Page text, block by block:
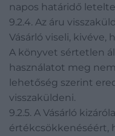
napos határidő
9.2.4. Az áru
Vásárló viseli, kivéve,
A könyvet sértetlen
használatot meg
lehetőség szerint
visszaküldeni.
9.2.5. A Vásárló
értékcsökkenéséért,